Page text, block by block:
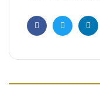
FacebookTwitter